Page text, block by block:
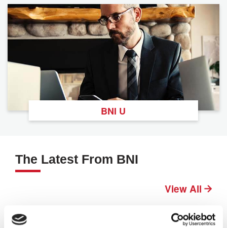
BNI U
The Latest From BNI
View All